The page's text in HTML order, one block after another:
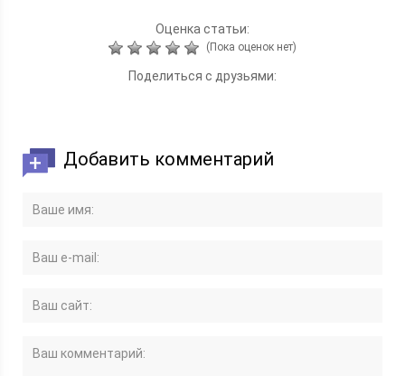
Оценка статьи:
(Пока оценок нет)
Поделиться с друзьями:
Добавить комментарий